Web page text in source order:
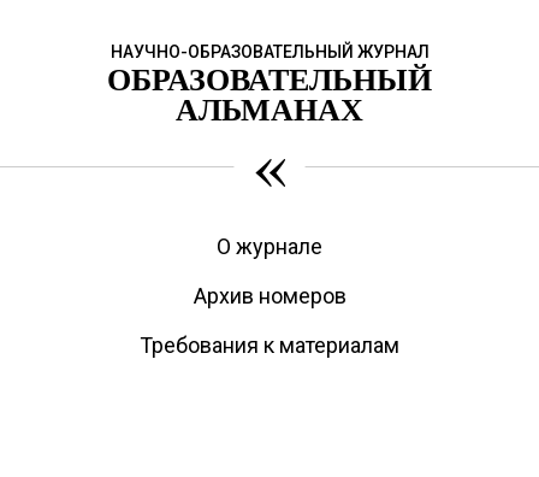
НАУЧНО-ОБРАЗОВАТЕЛЬНЫЙ ЖУРНАЛ
ОБРАЗОВАТЕЛЬНЫЙ
АЛЬМАНАХ
«
О журнале
Архив номеров
Требования к материалам